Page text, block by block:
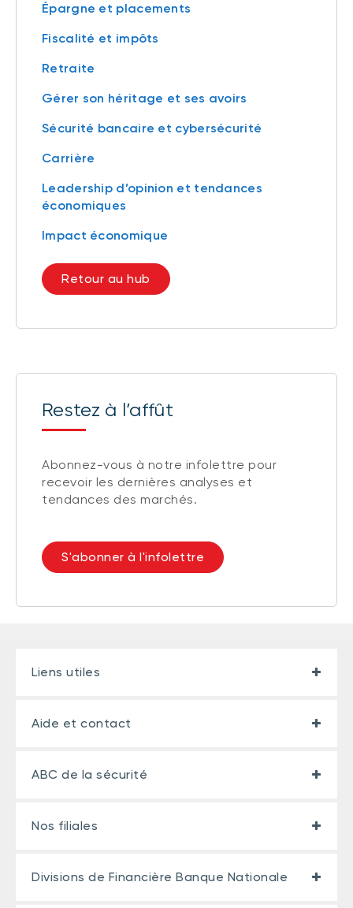
Épargne et placements
Fiscalité et impôts
Retraite
Gérer son héritage et ses avoirs
Sécurité bancaire et cybersécurité
Carrière
Leadership d’opinion et tendances
économiques
Impact économique
Retour au hub
Restez à l’affût
Abonnez-vous à notre infolettre pour
recevoir les dernières analyses et
tendances des marchés.
S'abonner à l'infolettre
Liens utiles
Aide et contact
ABC de la sécurité
Nos filiales
Divisions de Financière Banque Nationale